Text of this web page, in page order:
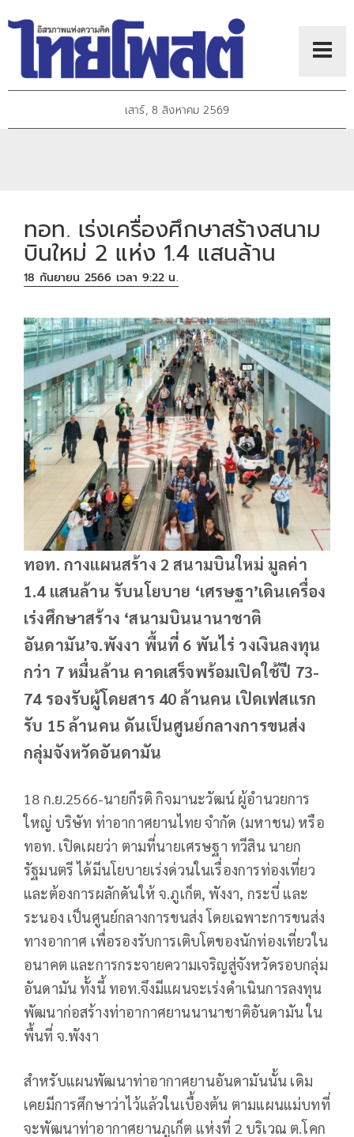
เสาร์, 8 สิงหาคม 2569
ทอท. เร่งเครื่องศึกษาสร้างสนาม
บินใหม่ 2 แห่ง 1.4 แสนล้าน
18 กันยายน 2566 เวลา 9:22 น.
ทอท. กางแผนสร้าง 2 สนามบินใหม่ มูลค่า
1.4 แสนล้าน รับนโยบาย ‘เศรษฐา’เดินเครื่อง
เร่งศึกษาสร้าง ‘สนามบินนานาชาติ
อันดามัน’จ.พังงา พื้นที่ 6 พันไร่ วงเงินลงทุน
กว่า 7 หมื่นล้าน คาดเสร็จพร้อมเปิดใช้ปี 73-
74 รองรับผู้โดยสาร 40 ล้านคน เปิดเฟสแรก
รับ 15 ล้านคน ดันเป็นศูนย์กลางการขนส่ง
กลุ่มจังหวัดอันดามัน
18 ก.ย.2566-นายกีรติ กิจมานะวัฒน์ ผู้อำนวยการ
ใหญ่ บริษัท ท่าอากาศยานไทย จำกัด (มหาชน) หรือ
ทอท. เปิดเผยว่า ตามที่นายเศรษฐา ทวีสิน นายก
รัฐมนตรี ได้มีนโยบายเร่งด่วนในเรื่องการท่องเที่ยว
และต้องการผลักดันให้ จ.ภูเก็ต, พังงา, กระบี่ และ
ระนอง เป็นศูนย์กลางการขนส่ง โดยเฉพาะการขนส่ง
ทางอากาศ เพื่อรองรับการเติบโตของนักท่องเที่ยวใน
อนาคต และการกระจายความเจริญสู่จังหวัดรอบกลุ่ม
อันดามัน ทั้งนี้ ทอท.จึงมีแผนจะเร่งดำเนินการลงทุน
พัฒนาก่อสร้างท่าอากาศยานนานาชาติอันดามัน ใน
พื้นที่ จ.พังงา
สำหรับแผนพัฒนาท่าอากาศยานอันดามันนั้น เดิม
เคยมีการศึกษาว่าไว้แล้วในเบื้องต้น ตามแผนแม่บทที่
จะพัฒนาท่าอากาศยานภูเก็ต แห่งที่ 2 บริเวณ ต.โคก